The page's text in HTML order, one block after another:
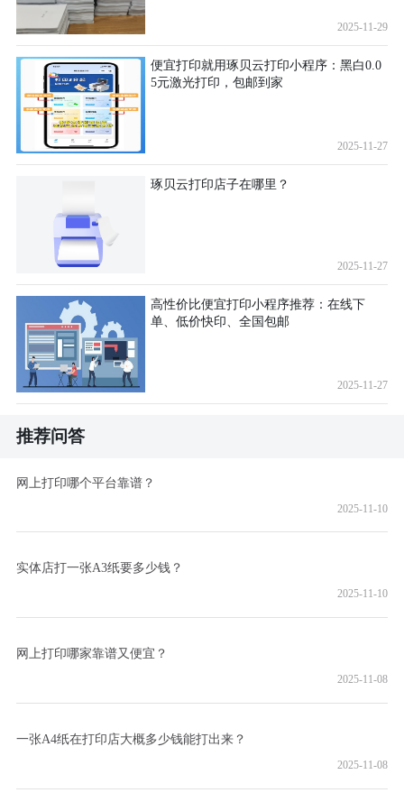
2025-11-29
便宜打印就用琢贝云打印小程序：黑白0.0
5元激光打印，包邮到家
2025-11-27
琢贝云打印店子在哪里？
2025-11-27
高性价比便宜打印小程序推荐：在线下
单、低价快印、全国包邮
2025-11-27
推荐问答
网上打印哪个平台靠谱？
2025-11-10
实体店打一张A3纸要多少钱？
2025-11-10
网上打印哪家靠谱又便宜？
2025-11-08
一张A4纸在打印店大概多少钱能打出来？
2025-11-08